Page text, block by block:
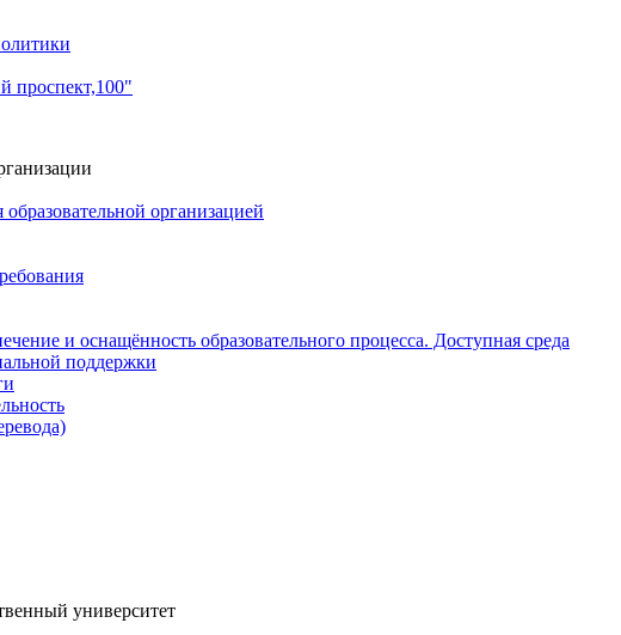
проспект,100"
организацией
и оснащённость образовательного процесса. Доступная среда
поддержки
университет